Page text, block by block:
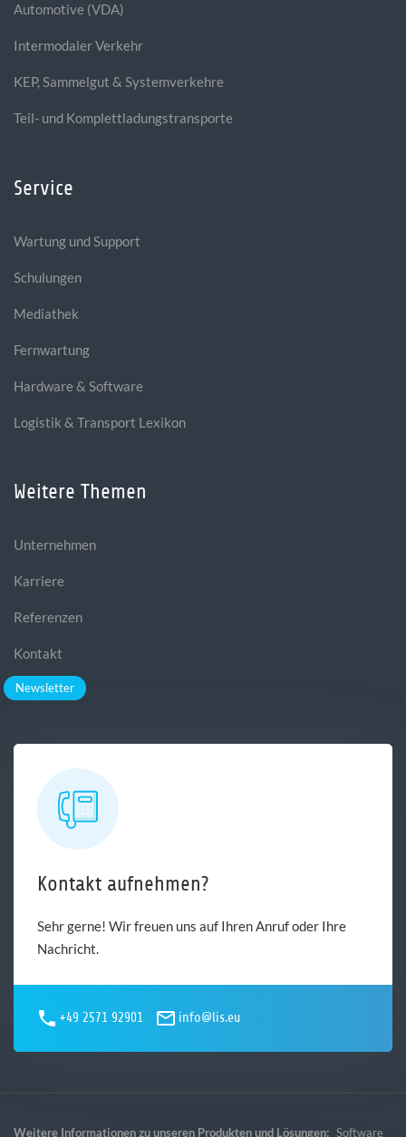
Automotive (VDA)
Intermodaler Verkehr
KEP, Sammelgut & Systemverkehre
Teil- und Komplettladungstransporte
Service
Wartung und Support
Schulungen
Mediathek
Fernwartung
Hardware & Software
Logistik & Transport Lexikon
Weitere Themen
Unternehmen
Karriere
Referenzen
Kontakt
Newsletter
Kontakt aufnehmen?
Sehr gerne! Wir freuen uns auf Ihren Anruf oder Ihre
Nachricht.
+49 2571 92901 info@lis.eu
Weitere Informationen zu unseren Produkten und Lösungen: Software